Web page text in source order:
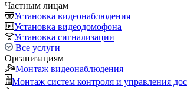
Частным лицам
Установка видеонаблюдения
Установка видеодомофона
Установка сигнализации
Все услуги
Организациям
Монтаж видеонаблюдения
Монтаж систем контроля и управления